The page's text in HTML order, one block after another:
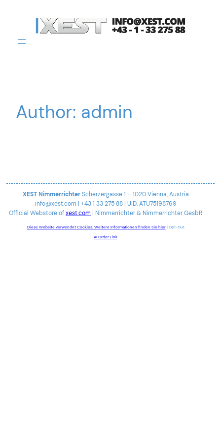
Author: admin
XEST NimmerrichterScherzergasse 1 – 1020 Vienna, Austria
info@xest.com | +43 1 33 275 88 | UID: ATU75198769
Official Webstore ofxest.com | Nimmerrichter & Nimmerrichter GesbR
Diese Website verwendet Cookies. Weitere Informationen finden Sie hier| Opt-Out
AI Order Link